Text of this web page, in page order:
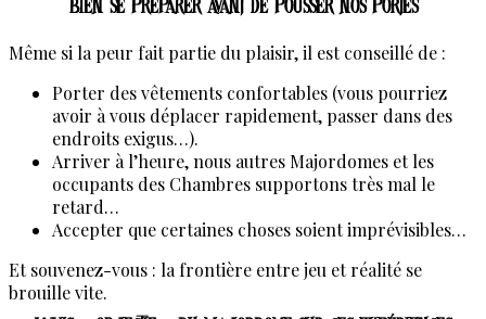
Bien se préparer avant de pousser nos portes
Même si la peur fait partie du plaisir, il est conseillé de :
Porter des vêtements confortables (vous pourriez
avoir à vous déplacer rapidement, passer dans des
endroits exigus…).
Arriver à l’heure, nous autres Majordomes et les
occupants des Chambres supportons très mal le
retard…
Accepter que certaines choses soient imprévisibles…
Et souvenez-vous : la frontière entre jeu et réalité se
brouille vite.